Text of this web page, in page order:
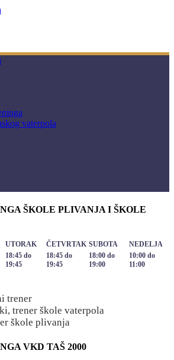
vaterpola
ŠKOLE PLIVANJA I ŠKOLE
UTORAK ČETVRTAK SUBOTA
NEDELJA
18:45 do
19:45
18:45 do
19:45
18:00 do
19:00
10:00 do
11:00
trener
trener škole vaterpola
škole plivanja
VKD TAŠ 2000